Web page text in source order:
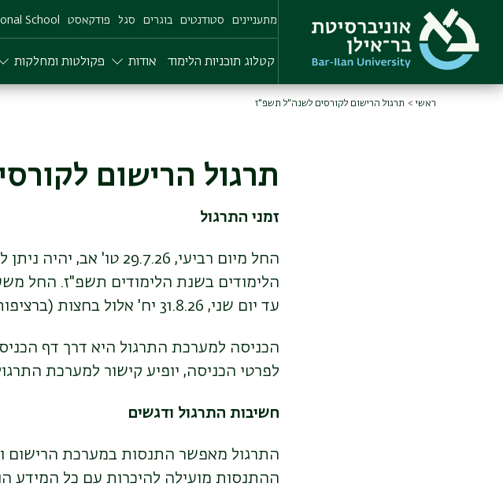
main
content
מתעניינים סטודנטים בוגרים סגל פודקאסט School
קטלוג תוכניות הלימוד אודות פקולטות ומחלקות
ראשי תרגול הרישום לקורסים לשנה"ל תשפ"ז
תרגול הרישום
זמני התרגול
החל מיום רביעי,
הלימודים בשנת הלימודים תשפ"ז. החל משעה 9:00 המערכת
עד יום שני, 31.8.26 יח' אלול בחצות (ברציפות).
הכניסה למערכת התרגול היא דרך דף
לפרטי הכניסה, יופיע קישור למערכת
חשיבות התרגול ודגשים
התרגול מאפשר התנסות במערכת הרישום
ההתנסות מועילה להיכרות עם כל המידע